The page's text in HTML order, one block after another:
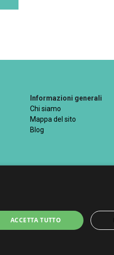
Informazioni generali
Chi siamo
Mappa del sito
Blog
ACCETTA TUTTO